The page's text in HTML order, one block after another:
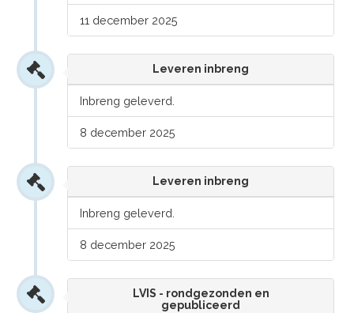
11 december 2025
Leveren inbreng
Inbreng geleverd.
8 december 2025
Leveren inbreng
Inbreng geleverd.
8 december 2025
LVIS - rondgezonden en
gepubliceerd